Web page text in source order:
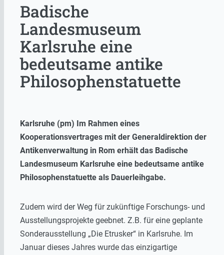
Badische
Landesmuseum
Karlsruhe eine
bedeutsame antike
Philosophenstatuette
Karlsruhe (pm) Im Rahmen eines
Kooperationsvertrages mit der Generaldirektion der
Antikenverwaltung in Rom erhält das Badische
Landesmuseum Karlsruhe eine bedeutsame antike
Philosophenstatuette als Dauerleihgabe.
Zudem wird der Weg für zukünftige Forschungs- und
Ausstellungsprojekte geebnet. Z.B. für eine geplante
Sonderausstellung „Die Etrusker“ in Karlsruhe. Im
Januar dieses Jahres wurde das einzigartige